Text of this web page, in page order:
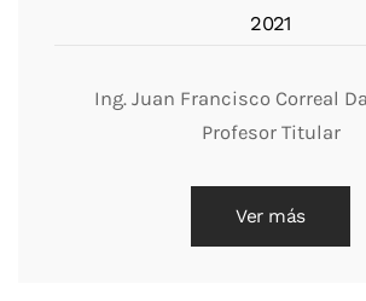
2021
Ing. Juan Francisco Correal
Profesor Titular
Ver más